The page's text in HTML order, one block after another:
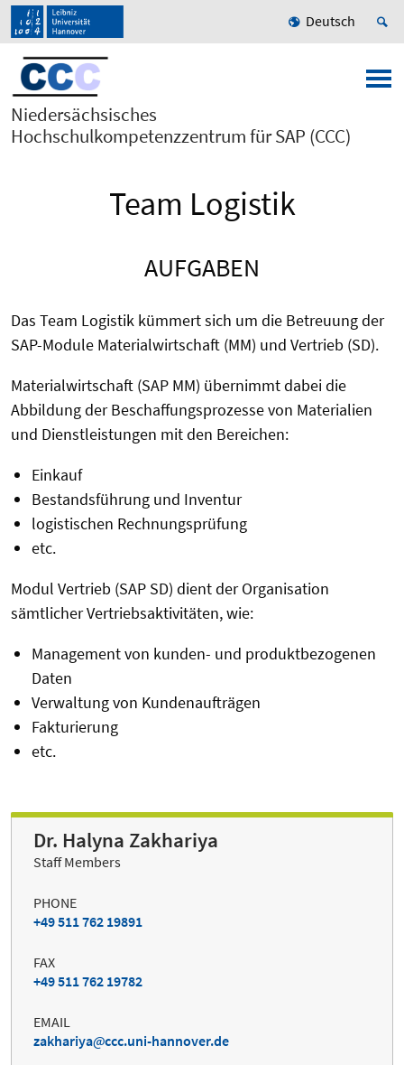
Deutsch
Niedersächsisches
Hochschulkompetenzzentrum für SAP (CCC)
Team Logistik
AUFGABEN
Das Team Logistik kümmert sich um die Betreuung der
SAP-Module Materialwirtschaft (MM) und Vertrieb (SD).
Materialwirtschaft (SAP MM) übernimmt dabei die
Abbildung der Beschaffungsprozesse von Materialien
und Dienstleistungen mit den Bereichen:
Einkauf
Bestandsführung und Inventur
logistischen Rechnungsprüfung
etc.
Modul Vertrieb (SAP SD) dient der Organisation
sämtlicher Vertriebsaktivitäten, wie:
Management von kunden- und produktbezogenen
Daten
Verwaltung von Kundenaufträgen
Fakturierung
etc.
Dr. Halyna Zakhariya
Staff Members
PHONE
+49 511 762 19891
FAX
+49 511 762 19782
EMAIL
zakhariya
ccc.uni-hannover.de